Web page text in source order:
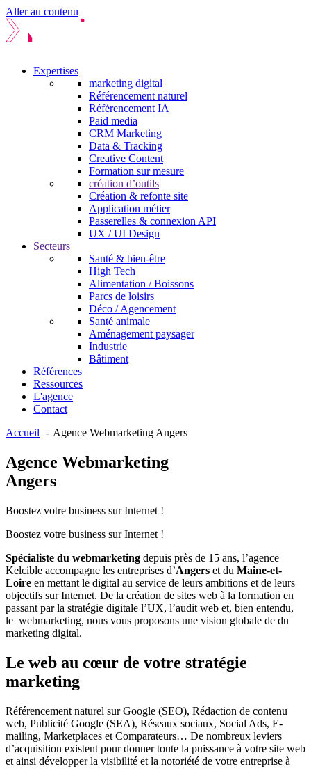
Aller au contenu
Expertises
marketing digital
Référencement naturel
Référencement IA
Paid media
CRM Marketing
Data & Tracking
Creative Content
Formation sur mesure
création d’outils
Création & refonte site
Application métier
Passerelles & connexion API
UX / UI Design
Secteurs
Santé & bien-être
High Tech
Alimentation / Boissons
Parcs de loisirs
Déco / Agencement
Santé animale
Aménagement paysager
Industrie
Bâtiment
Références
Ressources
L'agence
Contact
Accueil
Agence Webmarketing Angers
Agence Webmarketing
Angers
Boostez votre business sur Internet !
Boostez votre business sur Internet !
Spécialiste du webmarketing depuis près de 15 ans, l’agence
Kelcible accompagne les entreprises d’Angers et du Maine-et-
Loire en mettant le digital au service de leurs ambitions et de leurs
objectifs sur Internet. De la création de sites web à la formation en
passant par la stratégie digitale l’UX, l’audit web et, bien entendu,
le webmarketing, nous vous proposons une vision globale de du
marketing digital.
Le web au cœur de votre stratégie
marketing
Référencement naturel sur Google (SEO), Rédaction de contenu
web, Publicité Google (SEA), Réseaux sociaux, Social Ads, E-
mailing, Marketplaces et Comparateurs… De nombreux leviers
d’acquisition existent pour donner toute la puissance à votre site web
et ainsi développer la visibilité et la notoriété de votre entreprise à